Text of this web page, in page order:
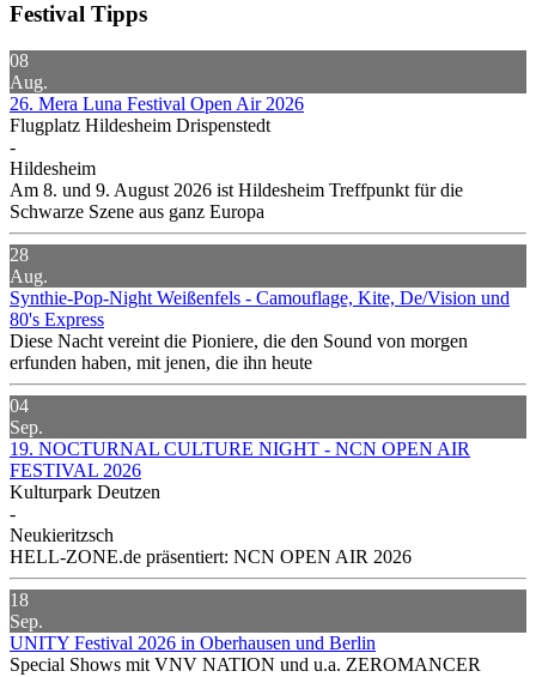
Festival Tipps
08
Aug.
26. Mera Luna Festival Open Air 2026
Flugplatz Hildesheim Drispenstedt
-
Hildesheim
Am 8. und 9. August 2026 ist Hildesheim Treffpunkt für die
Schwarze Szene aus ganz Europa
28
Aug.
Synthie-Pop-Night Weißenfels - Camouflage, Kite, De/Vision und
80's Express
Diese Nacht vereint die Pioniere, die den Sound von morgen
erfunden haben, mit jenen, die ihn heute
04
Sep.
19. NOCTURNAL CULTURE NIGHT - NCN OPEN AIR
FESTIVAL 2026
Kulturpark Deutzen
-
Neukieritzsch
HELL-ZONE.de präsentiert: NCN OPEN AIR 2026
18
Sep.
UNITY Festival 2026 in Oberhausen und Berlin
Special Shows mit VNV NATION und u.a. ZEROMANCER